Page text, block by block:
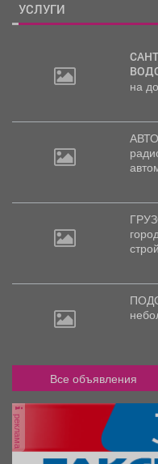
УСЛУГИ
САНТЕХНИКА - ПОВЕРКА
на
Все объявления
реклама